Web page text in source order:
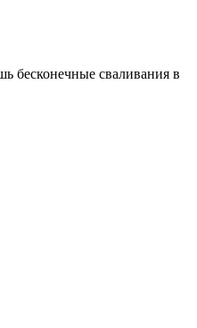
бесконечные сваливания в